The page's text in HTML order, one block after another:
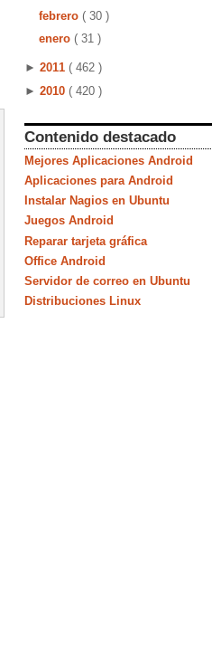
febrero ( 30 )
enero ( 31 )
► 2011 ( 462 )
► 2010 ( 420 )
Contenido destacado
Mejores Aplicaciones Android
Aplicaciones para Android
Instalar Nagios en Ubuntu
Juegos Android
Reparar tarjeta gráfica
Office Android
Servidor de correo en Ubuntu
Distribuciones Linux